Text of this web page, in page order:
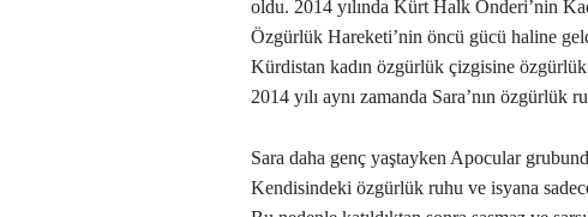
oldu. 2014 yılında Kürt Halk Önderi’nin
Özgürlük Hareketi’nin öncü gücü haline
Kürdistan kadın özgürlük çizgisine
2014 yılı aynı zamanda Sara’nın özgürlük
Sara daha genç yaştayken Apocular
Kendisindeki özgürlük ruhu ve isyana